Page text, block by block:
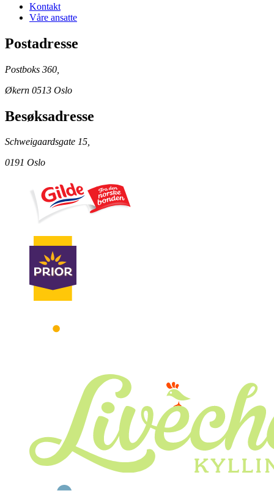
Kontakt
Våre ansatte
Postadresse
Postboks 360,
Økern 0513 Oslo
Besøksadresse
Schweigaardsgate 15,
0191 Oslo